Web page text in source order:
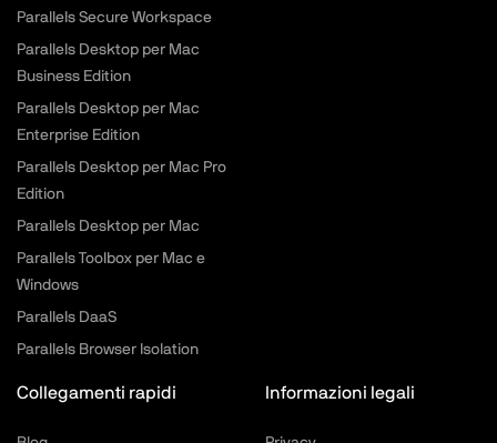
Parallels Secure Workspace
Parallels Desktop per Mac
Business Edition
Parallels Desktop per Mac
Enterprise Edition
Parallels Desktop per Mac Pro
Edition
Parallels Desktop per Mac
Parallels Toolbox per Mac e
Windows
Parallels DaaS
Parallels Browser Isolation
Collegamenti rapidi Informazioni legali